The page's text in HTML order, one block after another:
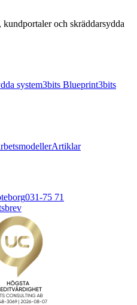
och skräddarsydda
system3bits Blueprint3bits
Artiklar
031-75 71